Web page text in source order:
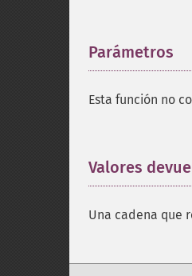
Parámetros
Esta función no
Valores
Una cadena que